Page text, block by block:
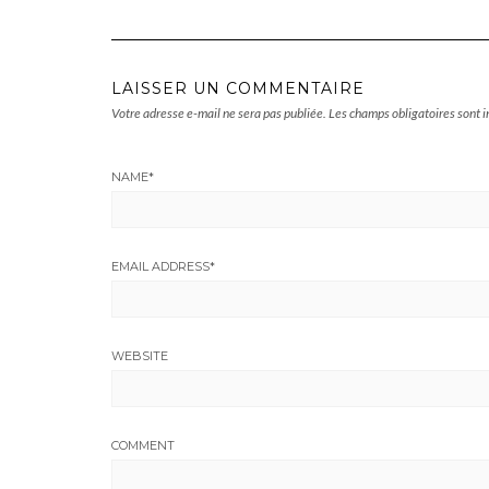
LAISSER UN COMMENTAIRE
Votre adresse e-mail ne sera pas publiée. Les champs obligatoires sont
NAME*
EMAIL ADDRESS*
WEBSITE
COMMENT